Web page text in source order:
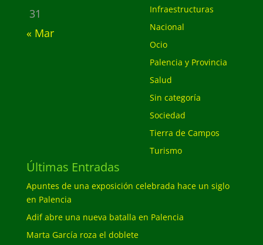
31
« Mar
Infraestructuras
Nacional
Ocio
Palencia y Provincia
Salud
Sin categoría
Sociedad
Tierra de Campos
Turismo
Últimas Entradas
Apuntes de una exposición celebrada hace un siglo
en Palencia
Adif abre una nueva batalla en Palencia
Marta García roza el doblete